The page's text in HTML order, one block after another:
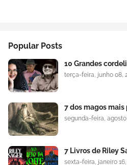
Popular Posts
10 Grandes
terça-feira, junho 08,
7 dos magos
segunda-feira, agosto
7 Livros de Riley
sexta-feira, janeiro